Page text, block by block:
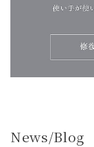
News/Blog